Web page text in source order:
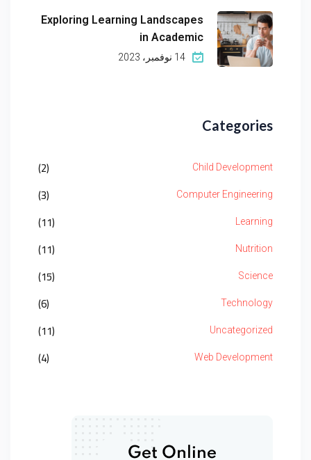
Exploring Learning Landscapes
in Academic
14 نوفمبر، 2023
Categories
Child Development
(2)
Computer Engineering
(3)
Learning
(11)
Nutrition
(11)
Science
(15)
Technology
(6)
Uncategorized
(11)
Web Development
(4)